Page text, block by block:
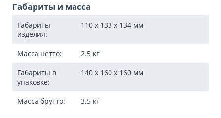
Габариты и масса
Габариты
изделия:
110 x 133 x 134 мм
Масса нетто: 2.5 кг
Габариты в
упаковке:
140 x 160 x 160 мм
Масса брутто: 3.5 кг